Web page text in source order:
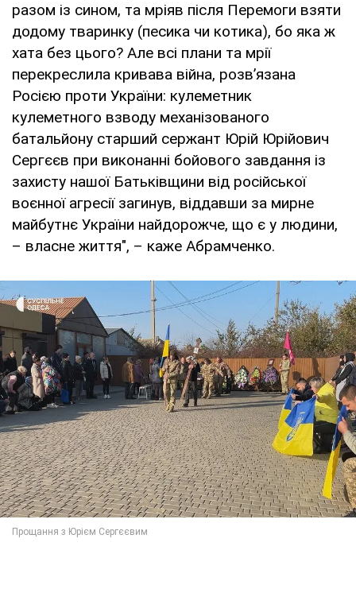
разом із сином, та мріяв після Перемоги взяти
додому тваринку (песика чи котика), бо яка ж
хата без цього? Але всі плани та мрії
перекреслила кривава війна, розвʼязана
Росією проти України: кулеметник
кулеметного взводу механізованого
батальйону старший сержант Юрій Юрійович
Сергєєв при виконанні бойового завдання із
захисту нашої Батьківщини від російської
воєнної агресії загинув, віддавши за мирне
майбутнє України найдорожче, що є у людини,
– власне життя", – каже Абрамченко.